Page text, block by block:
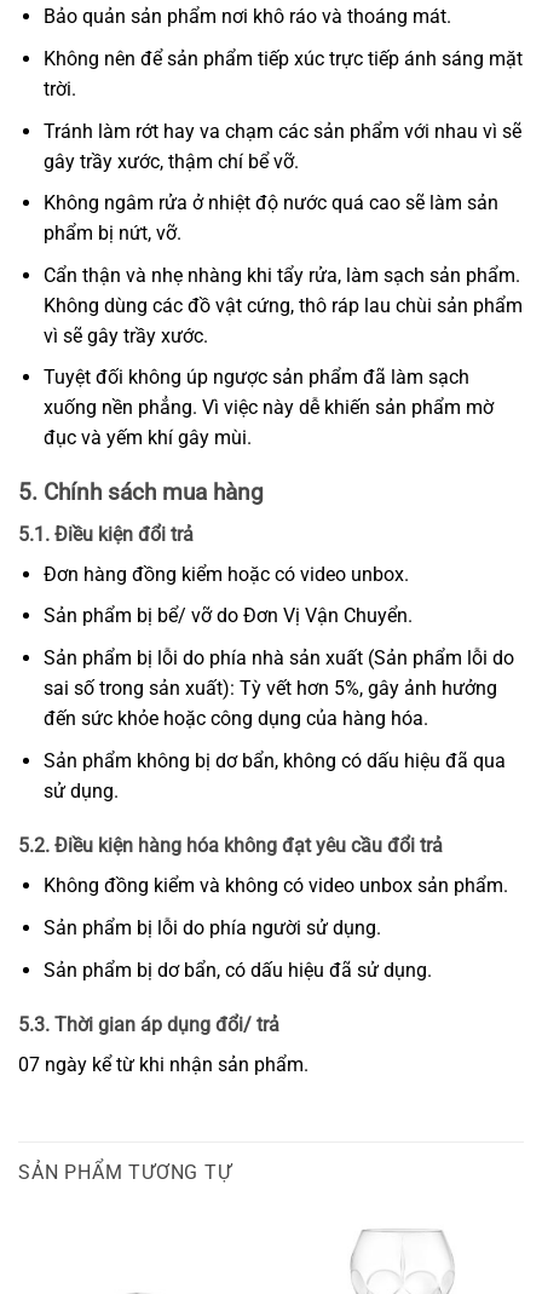
Bảo quản sản phẩm nơi khô ráo và thoáng mát.
Không nên để sản phẩm tiếp xúc trực tiếp ánh sáng mặt
trời.
Tránh làm rớt hay va chạm các sản phẩm với nhau vì sẽ
gây trầy xước, thậm chí bể vỡ.
Không ngâm rửa ở nhiệt độ nước quá cao sẽ làm sản
phẩm bị nứt, vỡ.
Cẩn thận và nhẹ nhàng khi tẩy rửa, làm sạch sản phẩm.
Không dùng các đồ vật cứng, thô ráp lau chùi sản phẩm
vì sẽ gây trầy xước.
Tuyệt đối không úp ngược sản phẩm đã làm sạch
xuống nền phẳng. Vì việc này dễ khiến sản phẩm mờ
đục và yếm khí gây mùi.
5. Chính sách mua hàng
5.1. Điều kiện đổi trả
Đơn hàng đồng kiểm hoặc có video unbox.
Sản phẩm bị bể/ vỡ do Đơn Vị Vận Chuyển.
Sản phẩm bị lỗi do phía nhà sản xuất (Sản phẩm lỗi do
sai số trong sản xuất): Tỳ vết hơn 5%, gây ảnh hưởng
đến sức khỏe hoặc công dụng của hàng hóa.
Sản phẩm không bị dơ bẩn, không có dấu hiệu đã qua
sử dụng.
5.2. Điều kiện hàng hóa không đạt yêu cầu đổi trả
Không đồng kiểm và không có video unbox sản phẩm.
Sản phẩm bị lỗi do phía người sử dụng.
Sản phẩm bị dơ bẩn, có dấu hiệu đã sử dụng.
5.3. Thời gian áp dụng đổi/ trả
07 ngày kể từ khi nhận sản phẩm.
SẢN PHẨM TƯƠNG TỰ